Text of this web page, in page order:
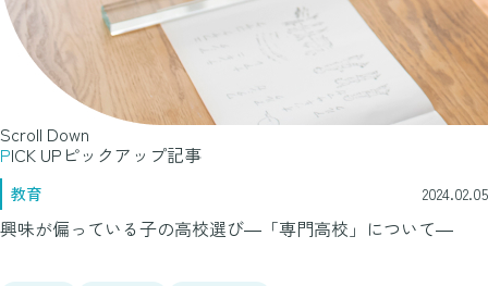
Scroll Down
PICK UP ピックアップ記事
教育 2024.02.05
興味が偏っている子の高校選び―「専門高校」について―